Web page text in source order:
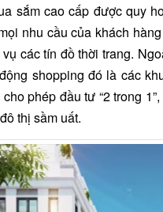
sắm cao cấp được quy
nhu cầu của khách
các tín đồ thời trang.
shopping đó là các
phép đầu tư “2 trong
thị sầm uất.